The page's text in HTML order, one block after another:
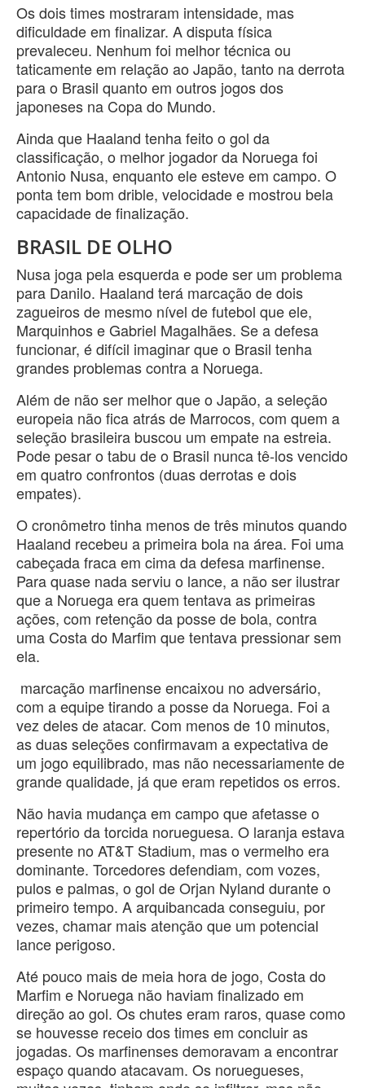
Os dois times mostraram intensidade, mas
dificuldade em finalizar. A disputa física
prevaleceu. Nenhum foi melhor técnica ou
taticamente em relação ao Japão, tanto na derrota
para o Brasil quanto em outros jogos dos
japoneses na Copa do Mundo.
Ainda que Haaland tenha feito o gol da
classificação, o melhor jogador da Noruega foi
Antonio Nusa, enquanto ele esteve em campo. O
ponta tem bom drible, velocidade e mostrou bela
capacidade de finalização.
BRASIL DE OLHO
Nusa joga pela esquerda e pode ser um problema
para Danilo. Haaland terá marcação de dois
zagueiros de mesmo nível de futebol que ele,
Marquinhos e Gabriel Magalhães. Se a defesa
funcionar, é difícil imaginar que o Brasil tenha
grandes problemas contra a Noruega.
Além de não ser melhor que o Japão, a seleção
europeia não fica atrás de Marrocos, com quem a
seleção brasileira buscou um empate na estreia.
Pode pesar o tabu de o Brasil nunca tê-los vencido
em quatro confrontos (duas derrotas e dois
empates).
O cronômetro tinha menos de três minutos quando
Haaland recebeu a primeira bola na área. Foi uma
cabeçada fraca em cima da defesa marfinense.
Para quase nada serviu o lance, a não ser ilustrar
que a Noruega era quem tentava as primeiras
ações, com retenção da posse de bola, contra
uma Costa do Marfim que tentava pressionar sem
ela.
marcação marfinense encaixou no adversário,
com a equipe tirando a posse da Noruega. Foi a
vez deles de atacar. Com menos de 10 minutos,
as duas seleções confirmavam a expectativa de
um jogo equilibrado, mas não necessariamente de
grande qualidade, já que eram repetidos os erros.
Não havia mudança em campo que afetasse o
repertório da torcida norueguesa. O laranja estava
presente no AT&T Stadium, mas o vermelho era
dominante. Torcedores defendiam, com vozes,
pulos e palmas, o gol de Orjan Nyland durante o
primeiro tempo. A arquibancada conseguiu, por
vezes, chamar mais atenção que um potencial
lance perigoso.
Até pouco mais de meia hora de jogo, Costa do
Marfim e Noruega não haviam finalizado em
direção ao gol. Os chutes eram raros, quase como
se houvesse receio dos times em concluir as
jogadas. Os marfinenses demoravam a encontrar
espaço quando atacavam. Os noruegueses,